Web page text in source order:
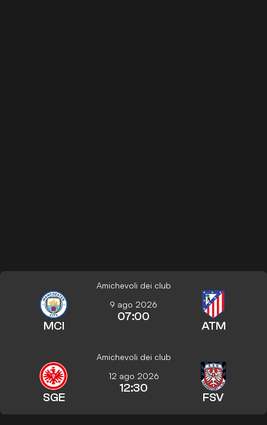
Amichevoli dei club
MCI
9 ago 2026
07:00
ATM
Amichevoli dei club
SGE
12 ago 2026
12:30
FSV